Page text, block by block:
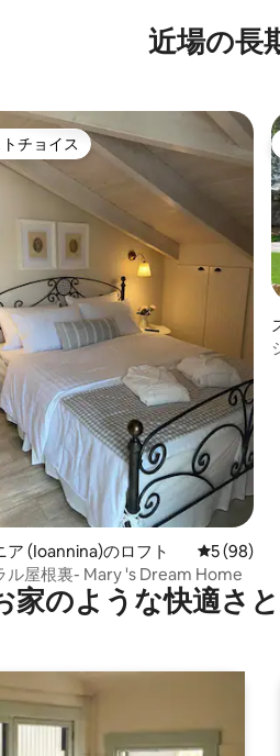
近場の長
4.93つ星の平均評価
ゲストチョイスです。
チョイス
ア (Ioannina)のロフト レビュー
5 (98)
ル屋根裏- Mary 's Dream Home
家のような快⁠適⁠さ⁠